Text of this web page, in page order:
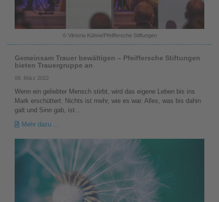
© Viktoria Kühne/Pfeiffersche Stiftungen
Gemeinsam Trauer bewältigen – Pfeiffersche Stiftungen
bieten Trauergruppe an
08. März 2022
Wenn ein geliebter Mensch stirbt, wird das eigene Leben bis ins
Mark erschüttert. Nichts ist mehr, wie es war. Alles, was bis dahin
galt und Sinn gab, ist…
Mehr dazu ...